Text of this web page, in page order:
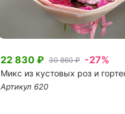
22 830 ₽ 30 860 ₽ -27%
Микс из кустовых роз и
Артикул 620